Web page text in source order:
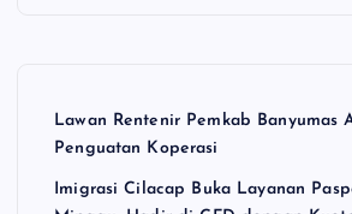
Lawan Rentenir Pemkab Banyumas
Penguatan Koperasi
Imigrasi Cilacap Buka Layanan